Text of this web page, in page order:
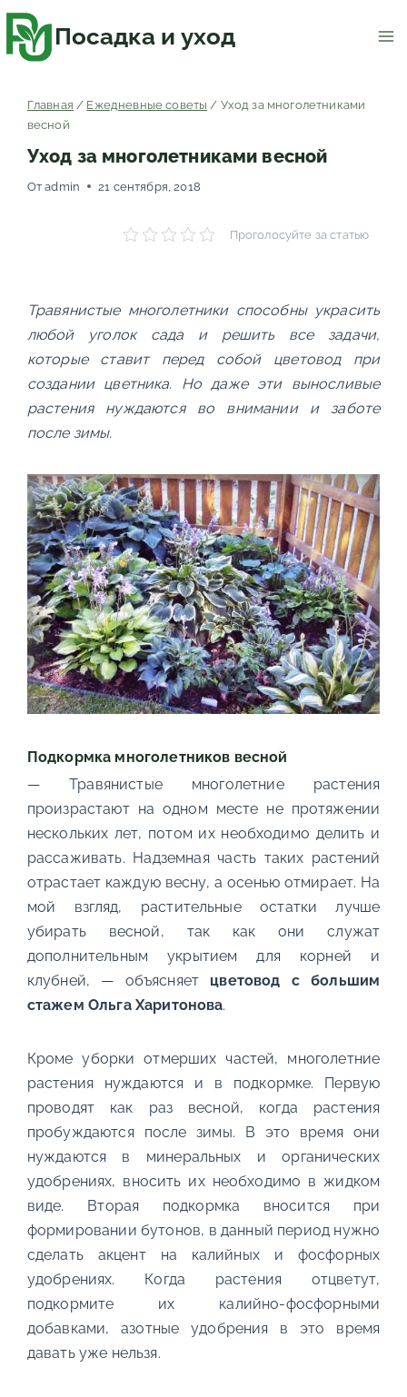
содержимомуПосадка и уход
Главная / Ежедневные советы / Уход за многолетниками
весной
Уход за многолетниками весной
От admin 21 сентября, 2018
Проголосуйте за статью
Травянистые многолетники способны украсить
любой уголок сада и решить все задачи,
которые ставит перед собой цветовод при
создании цветника. Но даже эти выносливые
растения нуждаются во внимании и заботе
после зимы.
Подкормка многолетников весной
— Травянистые многолетние растения
произрастают на одном месте не протяжении
нескольких лет, потом их необходимо делить и
рассаживать. Надземная часть таких растений
отрастает каждую весну, а осенью отмирает. На
мой взгляд, растительные остатки лучше
убирать весной, так как они служат
дополнительным укрытием для корней и
клубней, — объясняет цветовод с большим
стажем Ольга Харитонова.
Кроме уборки отмерших частей, многолетние
растения нуждаются и в подкормке. Первую
проводят как раз весной, когда растения
пробуждаются после зимы. В это время они
нуждаются в минеральных и органических
удобрениях, вносить их необходимо в жидком
виде. Вторая подкормка вносится при
формировании бутонов, в данный период нужно
сделать акцент на калийных и фосфорных
удобрениях. Когда растения отцветут,
подкормите их калийно-фосфорными
добавками, азотные удобрения в это время
давать уже нельзя.